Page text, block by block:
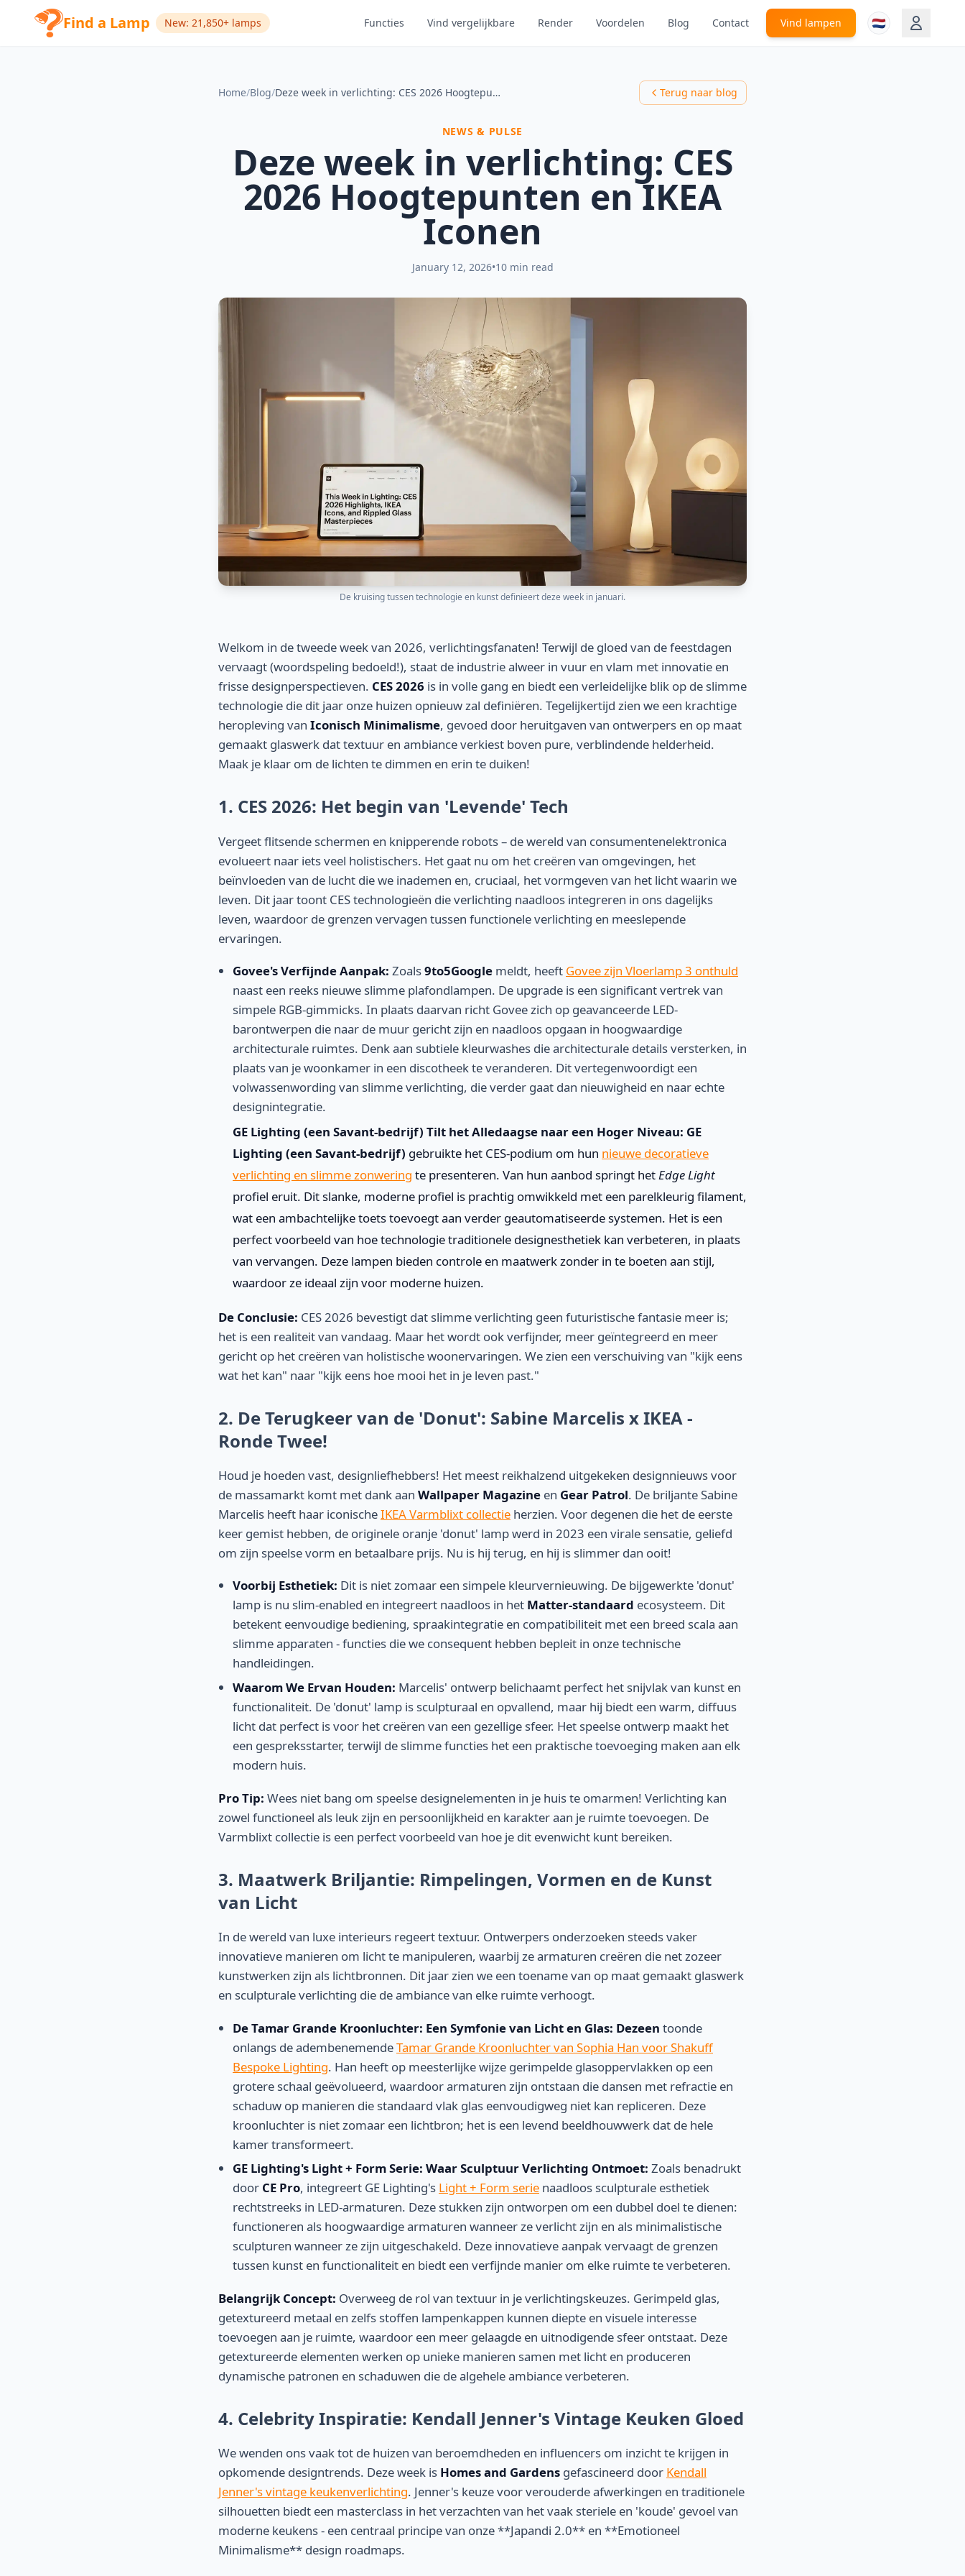
Find a Lamp New: 21,850+ lamps Functies Vind vergelijkbare Render Voordelen Blog Contact Vind lampen 🇳🇱
Home/Blog/ Deze week in verlichting: CES 2026 Hoogtepunten en IKEA Iconen Terug naar blog
NEWS & PULSE
Deze week in verlichting: CES
2026 Hoogtepunten en IKEA
Iconen
January 12, 2026•10 min read
De kruising tussen technologie en kunst definieert deze week in januari.
Welkom in de tweede week van 2026, verlichtingsfanaten! Terwijl de gloed van de feestdagen
vervaagt (woordspeling bedoeld!), staat de industrie alweer in vuur en vlam met innovatie en
frisse designperspectieven. CES 2026 is in volle gang en biedt een verleidelijke blik op de slimme
technologie die dit jaar onze huizen opnieuw zal definiëren. Tegelijkertijd zien we een krachtige
heropleving van Iconisch Minimalisme, gevoed door heruitgaven van ontwerpers en op maat
gemaakt glaswerk dat textuur en ambiance verkiest boven pure, verblindende helderheid.
Maak je klaar om de lichten te dimmen en erin te duiken!
1. CES 2026: Het begin van 'Levende' Tech
Vergeet flitsende schermen en knipperende robots – de wereld van consumentenelektronica
evolueert naar iets veel holistischers. Het gaat nu om het creëren van omgevingen, het
beïnvloeden van de lucht die we inademen en, cruciaal, het vormgeven van het licht waarin we
leven. Dit jaar toont CES technologieën die verlichting naadloos integreren in ons dagelijks
leven, waardoor de grenzen vervagen tussen functionele verlichting en meeslepende
ervaringen.
Govee's Verfijnde Aanpak: Zoals9to5Google meldt, heeft Govee zijn Vloerlamp 3 onthuld
naast een reeks nieuwe slimme plafondlampen. De upgrade is een significant vertrek van
simpele RGB-gimmicks. In plaats daarvan richt Govee zich op geavanceerde LED-
barontwerpen die naar de muur gericht zijn en naadloos opgaan in hoogwaardige
architecturale ruimtes. Denk aan subtiele kleurwashes die architecturale details versterken, in
plaats van je woonkamer in een discotheek te veranderen. Dit vertegenwoordigt een
volwassenwording van slimme verlichting, die verder gaat dan nieuwigheid en naar echte
designintegratie.
GE Lighting (een Savant-bedrijf) Tilt het Alledaagse naar een Hoger Niveau: GE
Lighting (een Savant-bedrijf) gebruikte het CES-podium om hun nieuwe decoratieve
verlichting en slimme zonwering te presenteren. Van hun aanbod springt hetEdge Light
profiel eruit. Dit slanke, moderne profiel is prachtig omwikkeld met een parelkleurig filament,
wat een ambachtelijke toets toevoegt aan verder geautomatiseerde systemen. Het is een
perfect voorbeeld van hoe technologie traditionele designesthetiek kan verbeteren, in plaats
van vervangen. Deze lampen bieden controle en maatwerk zonder in te boeten aan stijl,
waardoor ze ideaal zijn voor moderne huizen.
De Conclusie: CES 2026 bevestigt dat slimme verlichting geen futuristische fantasie meer is;
het is een realiteit van vandaag. Maar het wordt ook verfijnder, meer geïntegreerd en meer
gericht op het creëren van holistische woonervaringen. We zien een verschuiving van "kijk eens
wat het kan" naar "kijk eens hoe mooi het in je leven past."
2. De Terugkeer van de 'Donut': Sabine Marcelis x IKEA -
Ronde Twee!
Houd je hoeden vast, designliefhebbers! Het meest reikhalzend uitgekeken designnieuws voor
de massamarkt komt met dank aan Wallpaper Magazine en Gear Patrol. De briljante Sabine
Marcelis heeft haar iconischeIKEA Varmblixt collectie herzien. Voor degenen die het de eerste
keer gemist hebben, de originele oranje 'donut' lamp werd in 2023 een virale sensatie, geliefd
om zijn speelse vorm en betaalbare prijs. Nu is hij terug, en hij is slimmer dan ooit!
Voorbij Esthetiek: Dit is niet zomaar een simpele kleurvernieuwing. De bijgewerkte 'donut'
lamp is nu slim-enabled en integreert naadloos in het Matter-standaard ecosysteem. Dit
betekent eenvoudige bediening, spraakintegratie en compatibiliteit met een breed scala aan
slimme apparaten - functies die we consequent hebben bepleit in onze technische
handleidingen.
Waarom We Ervan Houden: Marcelis' ontwerp belichaamt perfect het snijvlak van kunst en
functionaliteit. De 'donut' lamp is sculpturaal en opvallend, maar hij biedt een warm, diffuus
licht dat perfect is voor het creëren van een gezellige sfeer. Het speelse ontwerp maakt het
een gespreksstarter, terwijl de slimme functies het een praktische toevoeging maken aan elk
modern huis.
Pro Tip: Wees niet bang om speelse designelementen in je huis te omarmen! Verlichting kan
zowel functioneel als leuk zijn en persoonlijkheid en karakter aan je ruimte toevoegen. De
Varmblixt collectie is een perfect voorbeeld van hoe je dit evenwicht kunt bereiken.
3. Maatwerk Briljantie: Rimpelingen, Vormen en de Kunst
van Licht
In de wereld van luxe interieurs regeert textuur. Ontwerpers onderzoeken steeds vaker
innovatieve manieren om licht te manipuleren, waarbij ze armaturen creëren die net zozeer
kunstwerken zijn als lichtbronnen. Dit jaar zien we een toename van op maat gemaakt glaswerk
en sculpturale verlichting die de ambiance van elke ruimte verhoogt.
De Tamar Grande Kroonluchter: Een Symfonie van Licht en Glas: Dezeen toonde
onlangs de adembenemendeTamar Grande Kroonluchter van Sophia Han voor Shakuff
Bespoke Lighting. Han heeft op meesterlijke wijze gerimpelde glasoppervlakken op een
grotere schaal geëvolueerd, waardoor armaturen zijn ontstaan die dansen met refractie en
schaduw op manieren die standaard vlak glas eenvoudigweg niet kan repliceren. Deze
kroonluchter is niet zomaar een lichtbron; het is een levend beeldhouwwerk dat de hele
kamer transformeert.
GE Lighting's Light + Form Serie: Waar Sculptuur Verlichting Ontmoet: Zoals benadrukt
door CE Pro, integreert GE Lighting's Light + Form serie naadloos sculpturale esthetiek
rechtstreeks in LED-armaturen. Deze stukken zijn ontworpen om een dubbel doel te dienen:
functioneren als hoogwaardige armaturen wanneer ze verlicht zijn en als minimalistische
sculpturen wanneer ze zijn uitgeschakeld. Deze innovatieve aanpak vervaagt de grenzen
tussen kunst en functionaliteit en biedt een verfijnde manier om elke ruimte te verbeteren.
Belangrijk Concept: Overweeg de rol van textuur in je verlichtingskeuzes. Gerimpeld glas,
getextureerd metaal en zelfs stoffen lampenkappen kunnen diepte en visuele interesse
toevoegen aan je ruimte, waardoor een meer gelaagde en uitnodigende sfeer ontstaat. Deze
getextureerde elementen werken op unieke manieren samen met licht en produceren
dynamische patronen en schaduwen die de algehele ambiance verbeteren.
4. Celebrity Inspiratie: Kendall Jenner's Vintage Keuken Gloed
We wenden ons vaak tot de huizen van beroemdheden en influencers om inzicht te krijgen in
opkomende designtrends. Deze week is Homes and Gardens gefascineerd door Kendall
Jenner's vintage keukenverlichting. Jenner's keuze voor verouderde afwerkingen en traditionele
silhouetten biedt een masterclass in het verzachten van het vaak steriele en 'koude' gevoel van
moderne keukens - een centraal principe van onze **Japandi 2.0** en **Emotioneel
Minimalisme** design roadmaps.